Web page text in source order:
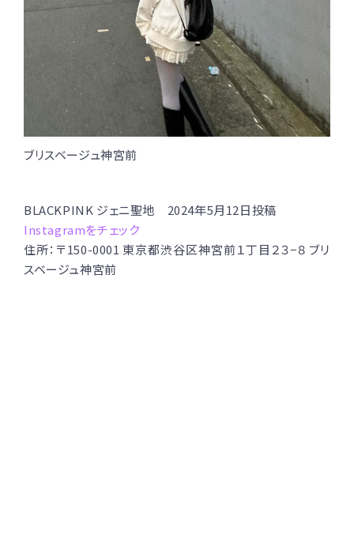
ブリスベージュ神宮前
BLACKPINK ジェニ聖地 2024年5月12日投稿
Instagramをチェック
住所：〒150-0001 東京都渋谷区神宮前１丁目２３−８ ブリ
スベージュ神宮前